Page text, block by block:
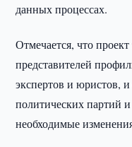
данных процессах.
Отмечается, что
представителей
экспертов и юристов,
политических партий
необходимые